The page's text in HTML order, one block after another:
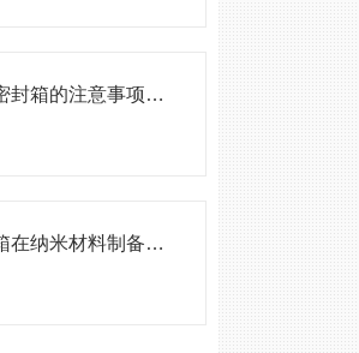
使用有机玻璃密封箱的注意事项与常见误区
有机玻璃真空箱在纳米材料制备中的应用